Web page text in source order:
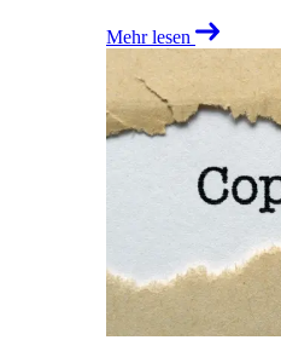
Mehr lesen